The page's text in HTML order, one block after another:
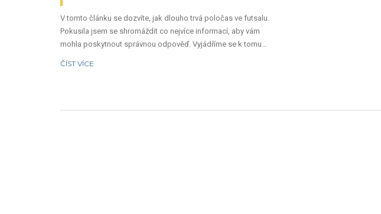
V tomto článku se dozvíte, jak dlouho trvá poločas ve futsalu.
Pokusila jsem se shromáždit co nejvíce informací, aby vám
mohla poskytnout správnou odpověď. Vyjádříme se k tomu
ČÍST VÍCE